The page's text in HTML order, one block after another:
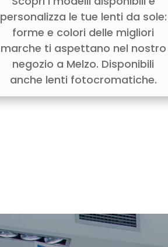
personalizza le tue lenti da sole:
forme e colori delle migliori
marche ti aspettano nel nostro
negozio a Melzo. Disponibili
anche lenti fotocromatiche.